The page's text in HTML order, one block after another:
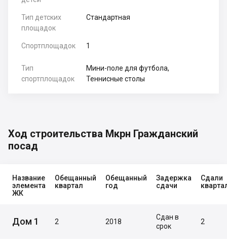
Тип детских
площадок
Стандартная
Спортплощадок 1
Тип
спортплощадок
Мини-поле для футбола,
Теннисные столы
Ход строительства Мкрн Гражданский
посад
Название
элемента
ЖК
Обещанный
квартал
Обещанный
год
Задержка
сдачи
Сдали
Дом 1 2 2018
Сдан в
срок
2